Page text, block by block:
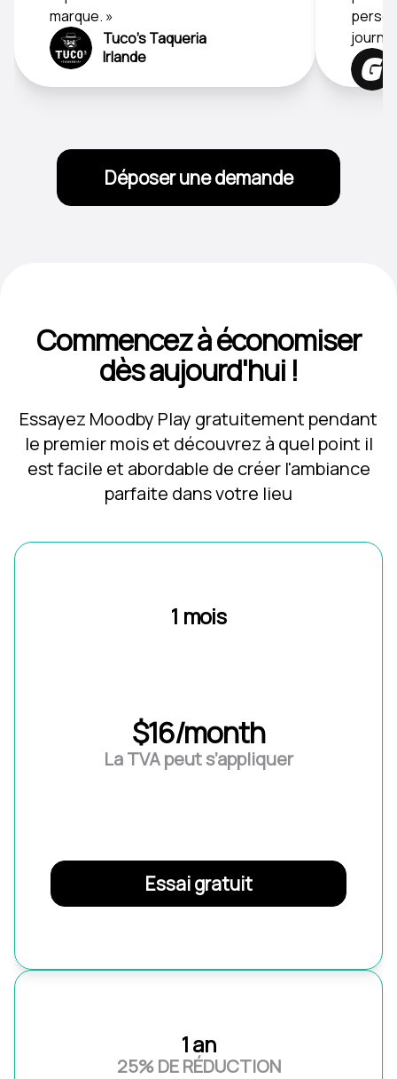
marque. »
Tuco's Taqueria
Irlande
Déposer une demande
Commencez à économiser
dès aujourd'hui !
Essayez Moodby Play gratuitement pendant
le premier mois et découvrez à quel point il
est facile et abordable de créer l'ambiance
parfaite dans votre lieu
1 mois
$16/month
La TVA peut s’appliquer
Essai gratuit
1 an
25% DE RÉDUCTION